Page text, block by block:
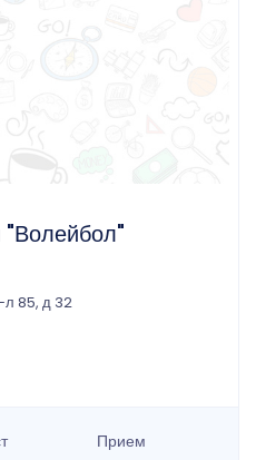
"Волейбол"
л 85, д 32
Прием